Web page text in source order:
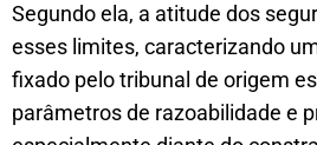
Segundo ela, a atitude dos
esses limites, caracterizando
fixado pelo tribunal de origem
parâmetros de razoabilidade e